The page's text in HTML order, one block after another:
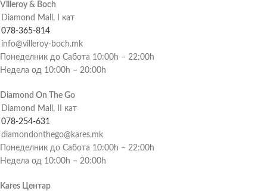
Villeroy & Boch
Diamond Mall, I кат
078-365-814
info@villeroy-boch.mk
Понеделник до Сабота 10:00h – 22:00h
Недела од 10:00h – 20:00h
Diamond On The Go
Diamond Mall, II кат
078-254-631
diamondonthego@kares.mk
Понеделник до Сабота 10:00h – 22:00h
Недела од 10:00h – 20:00h
Kares Центар